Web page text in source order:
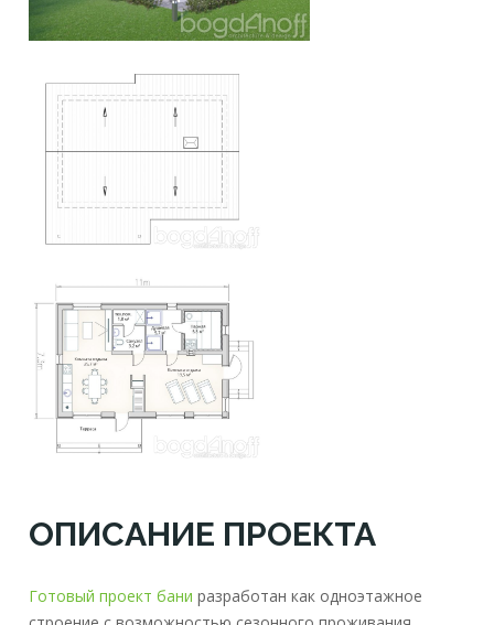
ОПИСАНИЕ ПРОЕКТА
Готовый проект бани разработан как одноэтажное